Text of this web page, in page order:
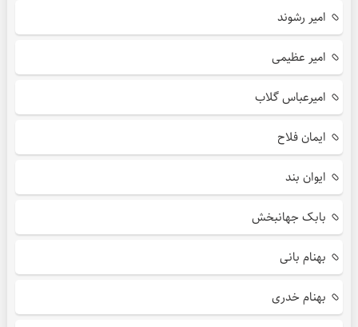
امیر رشوند
امیر عظیمی
امیرعباس گلاب
ایمان فلاح
ایوان بند
بابک جهانبخش
بهنام بانی
بهنام خدری